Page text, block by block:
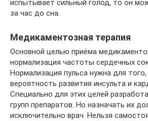
испытывает сильный голод, то он
за час до сна.
Медикаментозная терапия
Основной целью приёма
нормализация частоты сердечных
Нормализация пульса нужна для
вероятность развития инсульта и
Специально для этих целей
групп препаратов. Но назначать их
исключительно врач. Нельзя